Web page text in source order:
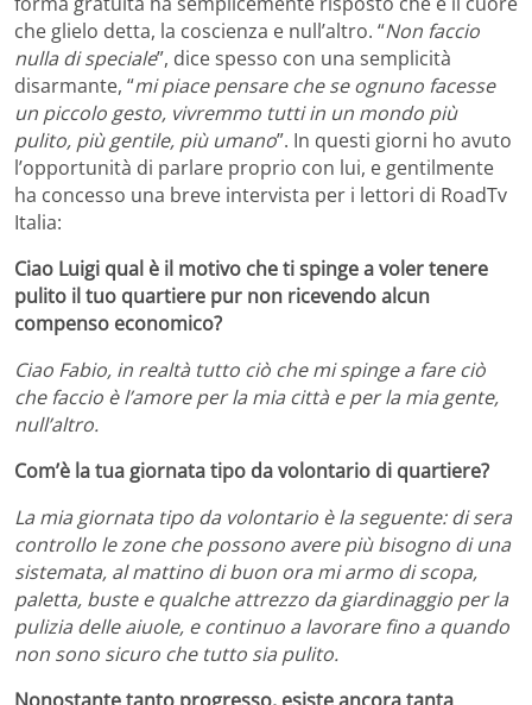
che glielo detta, la coscienza e null’altro. “Non faccio
nulla di speciale”, dice spesso con una semplicità
disarmante, “mi piace pensare che se ognuno facesse
un piccolo gesto, vivremmo tutti in un mondo più
pulito, più gentile, più umano”. In questi giorni ho avuto
l’opportunità di parlare proprio con lui, e gentilmente
ha concesso una breve intervista per i lettori di RoadTv
Italia:
Ciao Luigi qual è il motivo che ti spinge a voler tenere
pulito il tuo quartiere pur non ricevendo alcun
compenso economico?
Ciao Fabio, in realtà tutto ciò che mi spinge a fare ciò
che faccio è l’amore per la mia città e per la mia gente,
null’altro.
Com’è la tua giornata tipo da volontario di quartiere?
La mia giornata tipo da volontario è la seguente: di sera
controllo le zone che possono avere più bisogno di una
sistemata, al mattino di buon ora mi armo di scopa,
paletta, buste e qualche attrezzo da giardinaggio per la
pulizia delle aiuole, e continuo a lavorare fino a quando
non sono sicuro che tutto sia pulito.